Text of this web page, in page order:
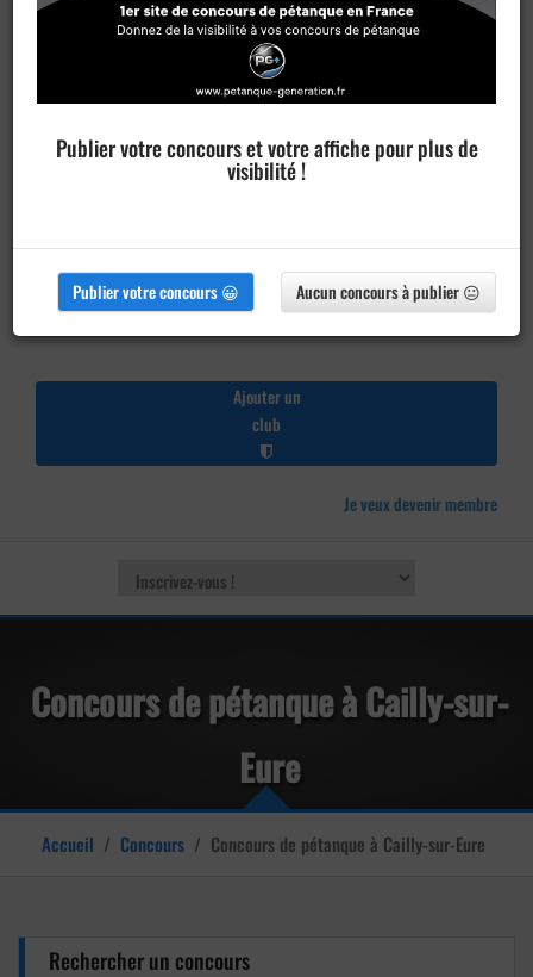
Ajouter un
club
Je veux devenir membre
Concours de pétanque à Cailly-sur-
Eure
Accueil / Concours / Concours de pétanque à Cailly-sur-Eure
Rechercher un concours
Publier votre concours et votre affiche pour plus de
visibilité !
Publier votre concours 😀 Aucun concours à publier 😐